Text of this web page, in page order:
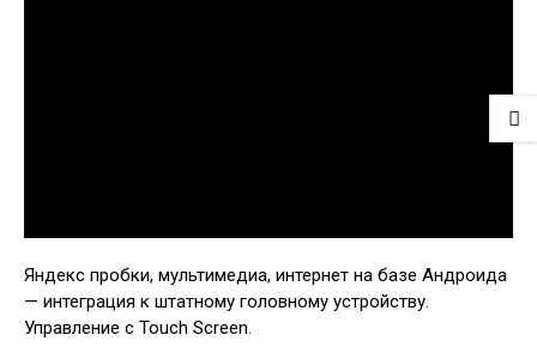
Яндекс пробки, мультимедиа, интернет на базе Андроида
— интеграция к штатному головному устройству.
Управление с Touch Screen.